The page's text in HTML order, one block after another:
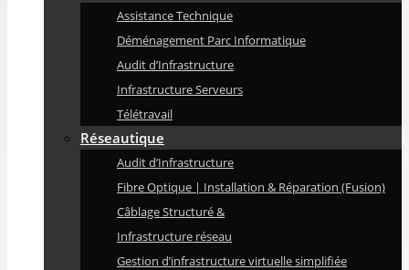
Assistance Technique
Déménagement Parc Informatique
Audit d’Infrastructure
Infrastructure Serveurs
Télétravail
Réseautique
Audit d’Infrastructure
Fibre Optique | Installation & Réparation (Fusion)
Câblage Structuré &
Infrastructure réseau
Gestion d’infrastructure virtuelle simplifiée